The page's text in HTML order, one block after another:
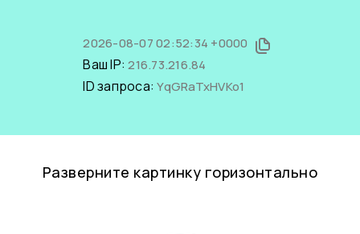
2026-08-07 02:52:34 +0000
Ваш IP:216.73.216.84
ID запроса:YqGRaTxHVKo1
Разверните картинку горизонтально